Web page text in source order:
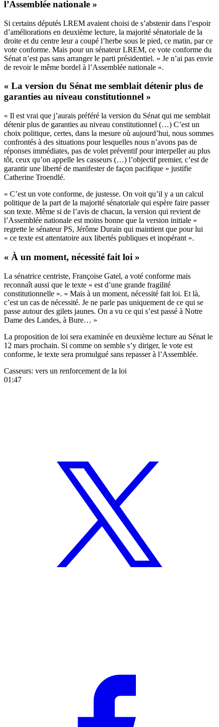
l’Assemblée nationale »
Si certains députés LREM avaient choisi de s’abstenir dans l’espoir
d’améliorations en deuxième lecture, la majorité sénatoriale de la
droite et du centre leur a coupé l’herbe sous le pied, ce matin, par ce
vote conforme. Mais pour un sénateur LREM, ce vote conforme du
Sénat n’est pas sans arranger le parti présidentiel. « Je n’ai pas envie
de revoir le même bordel à l’Assemblée nationale ».
« La version du Sénat me semblait détenir plus de
garanties au niveau constitutionnel »
« Il est vrai que j’aurais préféré la version du Sénat qui me semblait
détenir plus de garanties au niveau constitutionnel (…) C’est un
choix politique, certes, dans la mesure où aujourd’hui, nous sommes
confrontés à des situations pour lesquelles nous n’avons pas de
réponses immédiates, pas de volet préventif pour interpeller au plus
tôt, ceux qu’on appelle les casseurs (…) l’objectif premier, c’est de
garantir une liberté de manifester de façon pacifique » justifie
Catherine Troendlé.
« C’est un vote conforme, de justesse. On voit qu’il y a un calcul
politique de la part de la majorité sénatoriale qui espère faire passer
son texte. Même si de l’avis de chacun, la version qui revient de
l’Assemblée nationale est moins bonne que la version initiale »
regrette le sénateur PS, Jérôme Durain qui maintient que pour lui
« ce texte est attentatoire aux libertés publiques et inopérant ».
« À un moment, nécessité fait loi »
La sénatrice centriste, Françoise Gatel, a voté conforme mais
reconnaît aussi que le texte « est d’une grande fragilité
constitutionnelle ». « Mais à un moment, nécessité fait loi. Et là,
c’est un cas de nécessité. Je ne parle pas uniquement de ce qui se
passe autour des gilets jaunes. On a vu ce qui s’est passé à Notre
Dame des Landes, à Bure… »
La proposition de loi sera examinée en deuxième lecture au Sénat le
12 mars prochain. Si comme on semble s’y diriger, le vote est
conforme, le texte sera promulgué sans repasser à l’Assemblée.
Casseurs: vers un renforcement de la loi
01:47